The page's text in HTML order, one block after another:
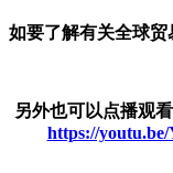
如要了解有关全球
另外也可以点播观
https://